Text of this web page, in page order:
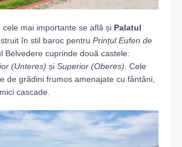
cele mai importante se află și Palatul
în stil baroc pentru Prințul Eufen de
Belvedere cuprinde două castele:
(Unteres) și Superior (Oberes). Cele
de grădini frumos amenajate cu fântâni,
cascade.